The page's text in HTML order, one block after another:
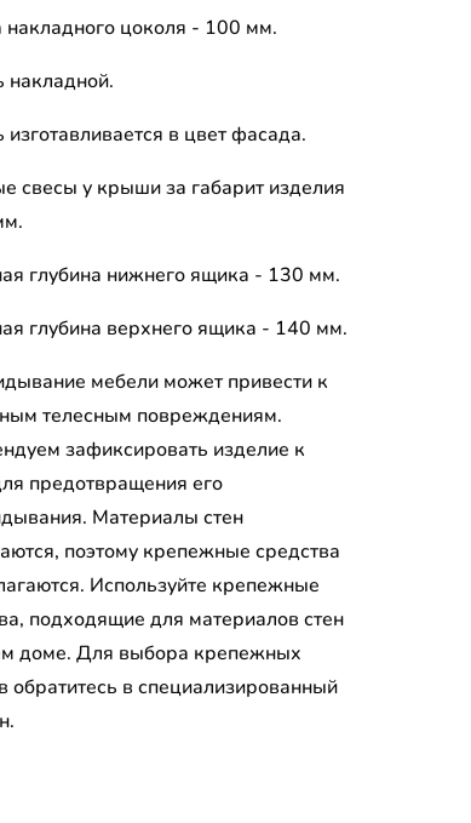
накладного цоколя - 100 мм.
накладной.
в цвет фасада.
свесы у крыши за габарит изделия
глубина нижнего ящика - 130 мм.
глубина верхнего ящика - 140 мм.
мебели может привести к
телесным повреждениям.
зафиксировать изделие к
предотвращения его
Материалы стен
поэтому крепежные средства
Используйте крепежные
подходящие для материалов стен
доме. Для выбора крепежных
обратитесь в специализированный